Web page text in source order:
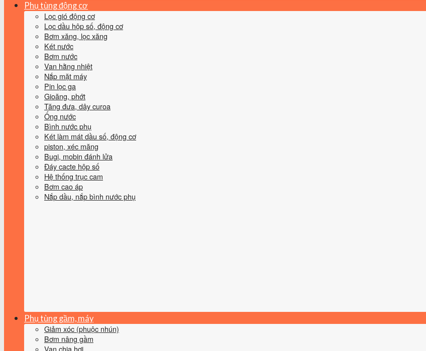
Phụ tùng động cơ
Lọc gió động cơ
Lọc dầu hộp số, động cơ
Bơm xăng, lọc xăng
Két nước
Bơm nước
Van hằng nhiệt
Nắp mặt máy
Pin lọc ga
Gioăng, phớt
Tăng đưa, dây curoa
Ống nước
Bình nước phụ
Két làm mát dầu số, động cơ
piston, xéc măng
Bugi, mobin đánh lửa
Đáy cacte hộp số
Hệ thống trục cam
Bơm cao áp
Nắp dầu, nắp bình nước phụ
Phụ tùng gầm, máy
Giảm xóc (phuộc nhún)
Bơm nâng gầm